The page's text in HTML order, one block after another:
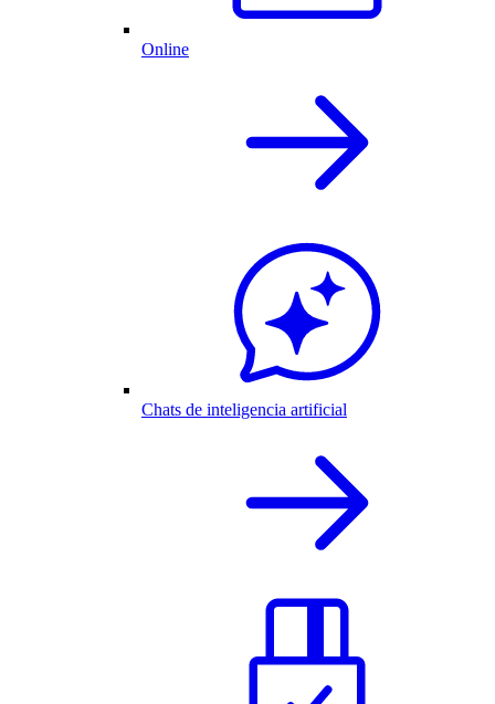
Online
Chats de inteligencia artificial